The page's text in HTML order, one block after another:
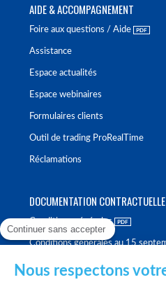
AIDE & ACCOMPAGNEMENT
Foire aux questions / Aide
Assistance
Espace actualités
Espace webinaires
Formulaires clients
Outil de trading ProRealTime
Réclamations
DOCUMENTATION CONTRACTUELLE
Conditions générales
Conditions générales au 15
Continuer sans accepter
Nous respectons